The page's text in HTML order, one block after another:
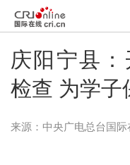
庆阳宁县
检查 为学子
来源：中央广电总台国际